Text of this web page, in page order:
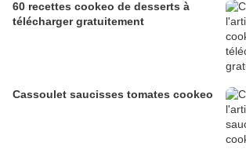
60 recettes cookeo de desserts à
télécharger gratuitement
Cassoulet saucisses tomates cookeo